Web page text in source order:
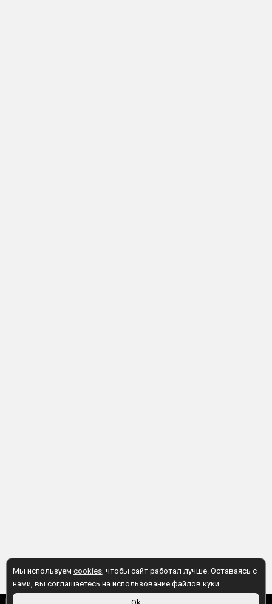
Мы используем cookies, чтобы сайт работал лучше. Оставаясь с
нами, вы соглашаетесь на использование файлов куки.